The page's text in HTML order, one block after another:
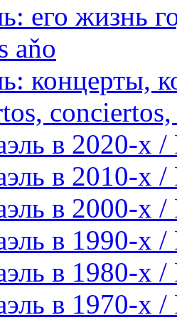
его жизнь
aňo
концерты,
в 2020-х /
в 2010-х /
в 2000-х /
в 1990-х /
в 1980-х /
в 1970-х /